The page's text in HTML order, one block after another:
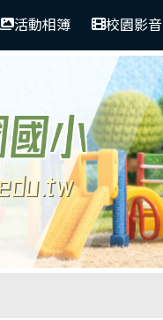
活動相簿 校園影音